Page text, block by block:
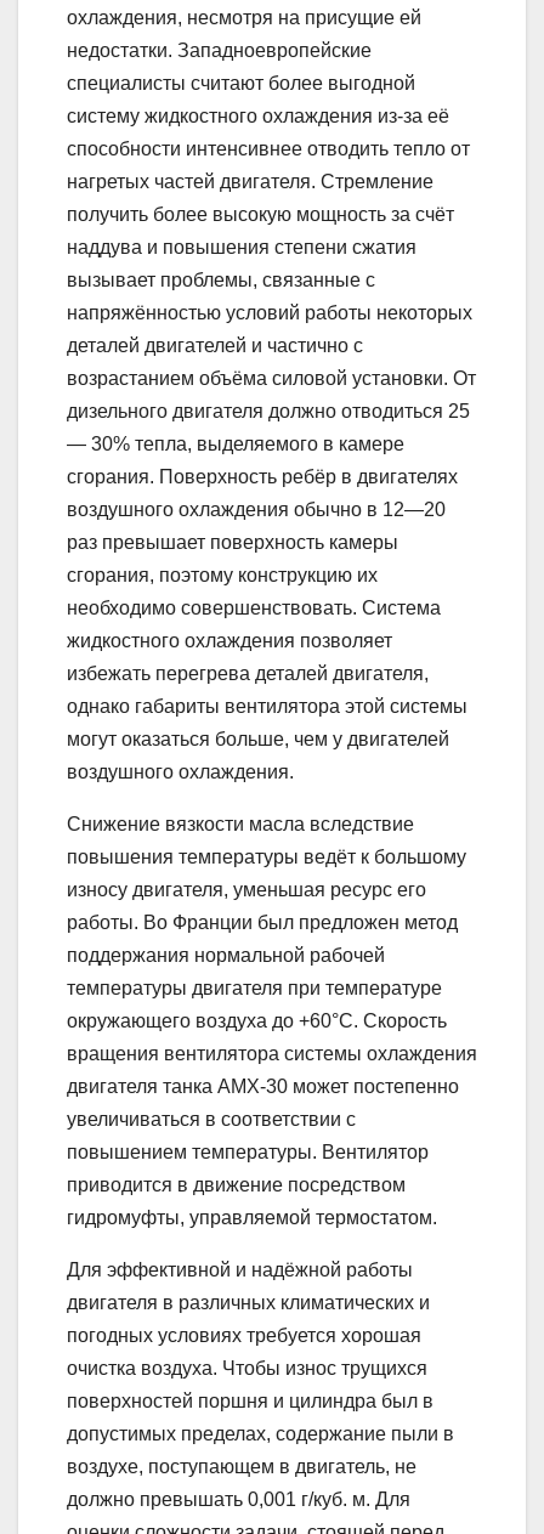
охлаждения, несмотря на присущие ей
недостатки. Западноевропейские
специалисты считают более выгодной
систему жидкостного охлаждения из-за её
способности интенсивнее отводить тепло от
нагретых частей двигателя. Стремление
получить более высокую мощность за счёт
наддува и повышения степени сжатия
вызывает проблемы, связанные с
напряжённостью условий работы некоторых
деталей двигателей и частично с
возрастанием объёма силовой установки. От
дизельного двигателя должно отводиться 25
— 30% тепла, выделяемого в камере
сгорания. Поверхность ребёр в двигателях
воздушного охлаждения обычно в 12—20
раз превышает поверхность камеры
сгорания, поэтому конструкцию их
необходимо совершенствовать. Система
жидкостного охлаждения позволяет
избежать перегрева деталей двигателя,
однако габариты вентилятора этой системы
могут оказаться больше, чем у двигателей
воздушного охлаждения.
Снижение вязкости масла вследствие
повышения температуры ведёт к большому
износу двигателя, уменьшая ресурс его
работы. Во Франции был предложен метод
поддержания нормальной рабочей
температуры двигателя при температуре
окружающего воздуха до +60°С. Скорость
вращения вентилятора системы охлаждения
двигателя танка АМХ-30 может постепенно
увеличиваться в соответствии с
повышением температуры. Вентилятор
приводится в движение посредством
гидромуфты, управляемой термостатом.
Для эффективной и надёжной работы
двигателя в различных климатических и
погодных условиях требуется хорошая
очистка воздуха. Чтобы износ трущихся
поверхностей поршня и цилиндра был в
допустимых пределах, содержание пыли в
воздухе, поступающем в двигатель, не
должно превышать 0,001 г/куб. м. Для